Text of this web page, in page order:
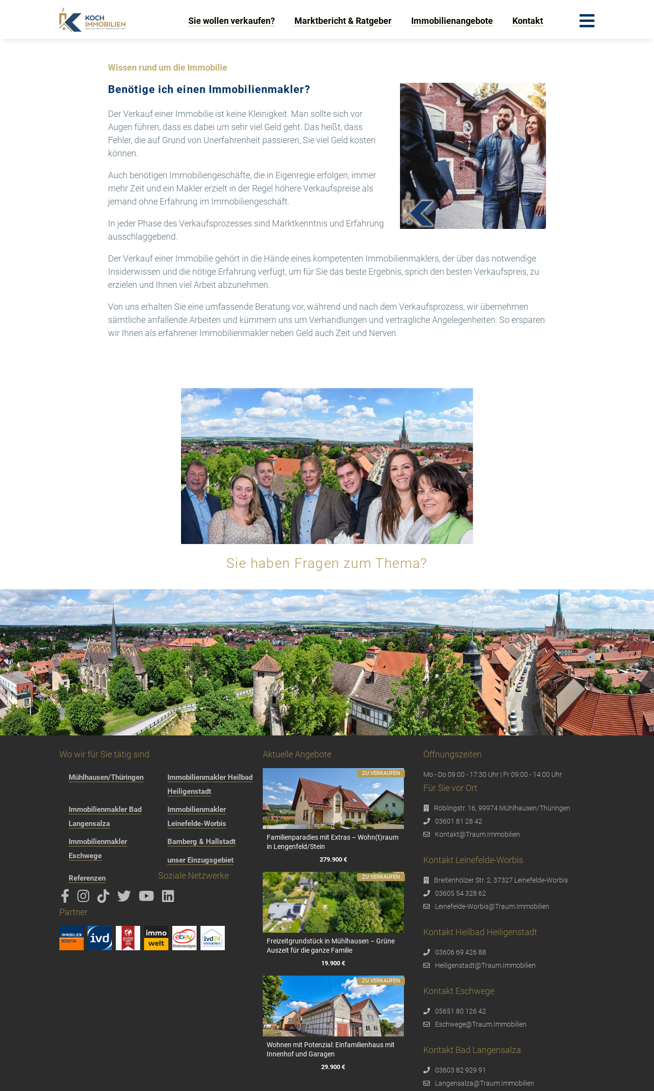
Sie wollen verkaufen? Marktbericht & Ratgeber Immobilienangebote Kontakt
Wissen rund um die Immobilie
Benötige ich einen Immobilienmakler?
Der Verkauf einer Immobilie ist keine Kleinigkeit. Man sollte sich vor
Augen führen, dass es dabei um sehr viel Geld geht. Das heißt, dass
Fehler, die auf Grund von Unerfahrenheit passieren, Sie viel Geld kosten
können.
Auch benötigen Immobiliengeschäfte, die in Eigenregie erfolgen, immer
mehr Zeit und ein Makler erzielt in der Regel höhere Verkaufspreise als
jemand ohne Erfahrung im Immobiliengeschäft.
In jeder Phase des Verkaufsprozesses sind Marktkenntnis und Erfahrung
ausschlaggebend.
Der Verkauf einer Immobilie gehört in die Hände eines kompetenten Immobilienmaklers, der über das notwendige
Insiderwissen und die nötige Erfahrung verfügt, um für Sie das beste Ergebnis, sprich den besten Verkaufspreis, zu
erzielen und Ihnen viel Arbeit abzunehmen.
Von uns erhalten Sie eine umfassende Beratung vor, während und nach dem Verkaufsprozess, wir übernehmen
sämtliche anfallende Arbeiten und kümmern uns um Verhandlungen und vertragliche Angelegenheiten. So ersparen
wir Ihnen als erfahrener Immobilienmakler neben Geld auch Zeit und Nerven.
Sie haben Fragen zum Thema?
Wo wir für Sie tätig sind
Mühlhausen/Thüringen
Immobilienmakler Heilbad
Heiligenstadt
Immobilienmakler Bad
Langensalza
Immobilienmakler
Leinefelde-Worbis
Immobilienmakler
Eschwege
Bamberg & Hallstadt
unser Einzugsgebiet
Referenzen Soziale Netzwerke
Partner
Aktuelle Angebote
Familienparadies mit Extras – Wohn(t)raum
in Lengenfeld/Stein
279.900 €
ZU VERKAUFEN
Freizeitgrundstück in Mühlhausen – Grüne
Auszeit für die ganze Familie
19.900 €
ZU VERKAUFEN
Wohnen mit Potenzial: Einfamilienhaus mit
Innenhof und Garagen
29.900 €
ZU VERKAUFEN
Öffnungszeiten
Mo - Do 09:00 - 17:30 Uhr | Fr 09:00 - 14:00 Uhr
Für Sie vor Ort
Röblingstr. 16, 99974 Mühlhausen/Thüringen
03601 81 28 42
Kontakt@Traum.Immobilien
Kontakt Leinefelde-Worbis
Breitenhölzer Str. 2, 37327 Leinefelde-Worbis
03605 54 328 62
Leinefelde-Worbis@Traum.Immobilien
Kontakt Heilbad Heiligenstadt
03606 69 426 88
Heiligenstadt@Traum.Immobilien
Kontakt Eschwege
05651 80 126 42
Eschwege@Traum.Immobilien
Kontakt Bad Langensalza
03603 82 929 91
Langensalza@Traum.Immobilien